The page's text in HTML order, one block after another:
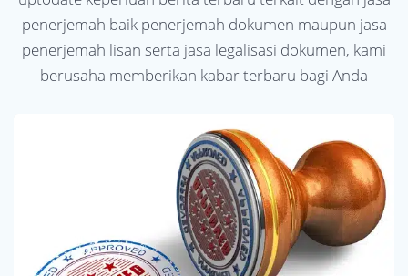
penerjemah baik penerjemah dokumen maupun jasa
penerjemah lisan serta jasa legalisasi dokumen, kami
berusaha memberikan kabar terbaru bagi Anda